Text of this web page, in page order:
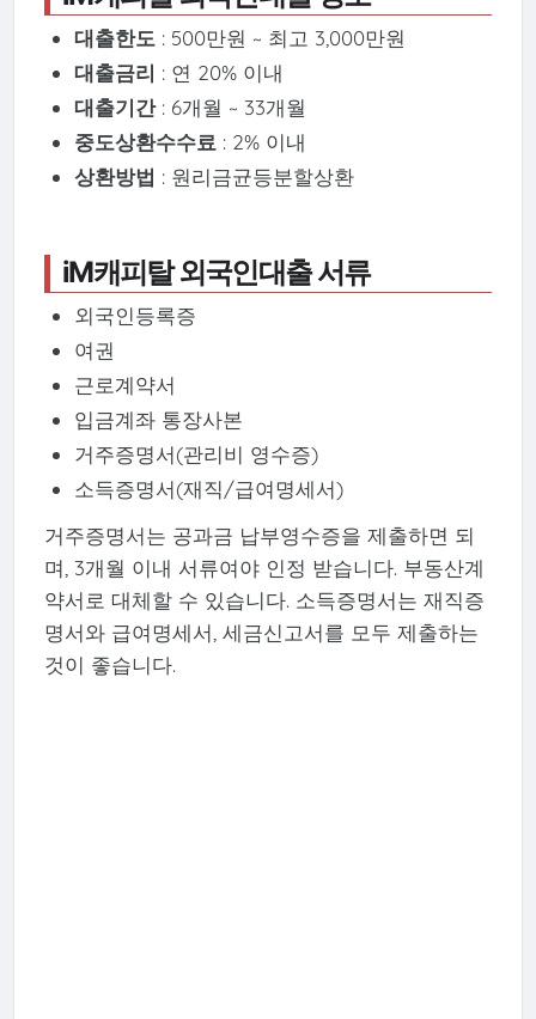
대출한도: 500만원 ~ 최고 3,000만원
대출금리 : 연 20% 이내
대출기간: 6개월 ~ 33개월
중도상환수수료: 2% 이내
상환방법 : 원리금균등분할상환
iM캐피탈 외국인대출 서류
외국인등록증
여권
근로계약서
입금계좌 통장사본
거주증명서(관리비 영수증)
소득증명서(재직/급여명세서)
거주증명서는 공과금 납부영수증을 제출하면 되
며, 3개월 이내 서류여야 인정 받습니다. 부동산계
약서로 대체할 수 있습니다. 소득증명서는 재직증
명서와 급여명세서, 세금신고서를 모두 제출하는
것이 좋습니다.